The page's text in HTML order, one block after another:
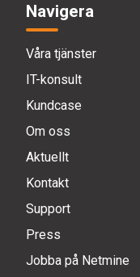
Navigera
Våra tjänster
IT-konsult
Kundcase
Om oss
Aktuellt
Kontakt
Support
Press
Jobba på Netmine